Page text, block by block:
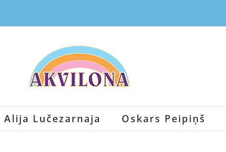
Alija Lučezarnaja Oskars Peipiņš